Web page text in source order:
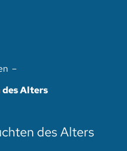
des Alters
des Alters